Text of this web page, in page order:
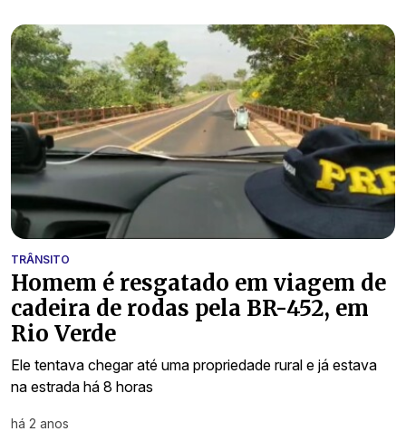
TRÂNSITO
Homem é resgatado em viagem de
cadeira de rodas pela BR-452, em
Rio Verde
Ele tentava chegar até uma propriedade rural e já estava
na estrada há 8 horas
há 2 anos